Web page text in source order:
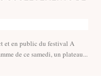
et en public du festival A
de ce samedi, un plateau...